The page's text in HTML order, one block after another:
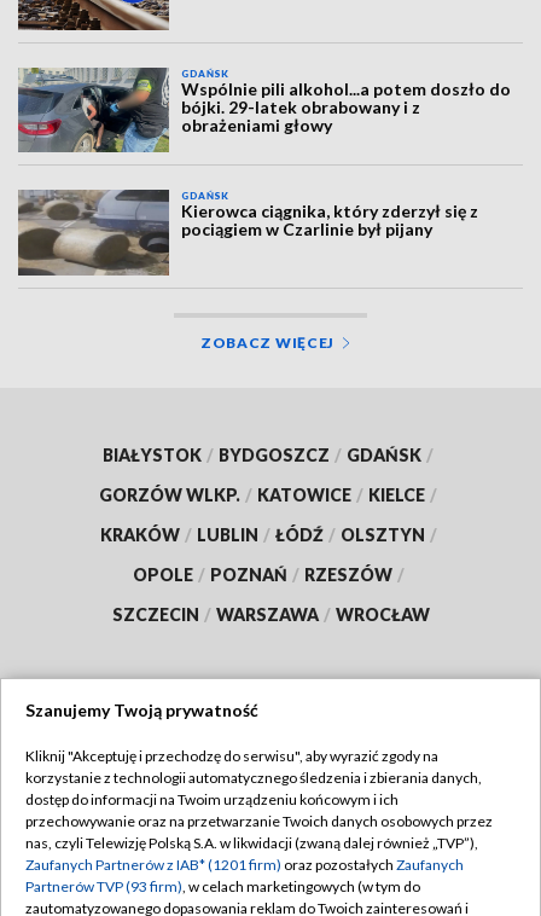
GDAŃSK
Wspólnie pili alkohol...a potem doszło do
bójki. 29-latek obrabowany i z
obrażeniami głowy
GDAŃSK
Kierowca ciągnika, który zderzył się z
pociągiem w Czarlinie był pijany
ZOBACZ WIĘCEJ
BIAŁYSTOK / BYDGOSZCZ / GDAŃSK /
GORZÓW WLKP. / KATOWICE / KIELCE /
KRAKÓW / LUBLIN / ŁÓDŹ / OLSZTYN /
OPOLE / POZNAŃ / RZESZÓW /
SZCZECIN / WARSZAWA / WROCŁAW
TVP
Abonament TVP
Emisja w TVP
Centrum informacji TVP
Regulamin TVP
Polityka prywatności
Moje zgody
Szanujemy Twoją prywatność
Kliknij "Akceptuję i przechodzę do serwisu", aby wyrazić zgody na
korzystanie z technologii automatycznego śledzenia i zbierania danych,
dostęp do informacji na Twoim urządzeniu końcowym i ich
przechowywanie oraz na przetwarzanie Twoich danych osobowych przez
nas, czyli Telewizję Polską S.A. w likwidacji (zwaną dalej również „TVP”),
Zaufanych Partnerów z IAB* (1201 firm) oraz pozostałych Zaufanych
Partnerów TVP (93 firm), w celach marketingowych (w tym do
zautomatyzowanego dopasowania reklam do Twoich zainteresowań i